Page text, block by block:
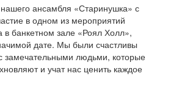
нашего ансамбля «Старинушка» с
в одном из мероприятий
в банкетном зале «Роял Холл»,
дате. Мы были счастливы
замечательными людьми, которые
и учат нас ценить каждое